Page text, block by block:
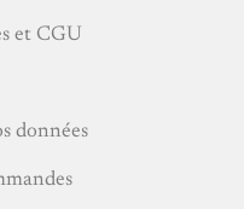
et CGU
données